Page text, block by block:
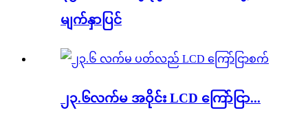
မျက်နှာပြင်
၂၃.၆လက်မ အဝိုင်း LCD ကြော်ငြာ...